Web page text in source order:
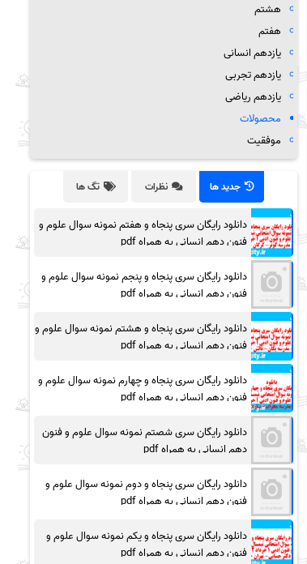
هشتم
هفتم
یازدهم انسانی
یازدهم تجربی
یازدهم ریاضی
محصولات
موفقیت
جدید ها نظرات تگ ها
دانلود رایگان سری پنجاه و هفتم نمونه سوال علوم و
فنون دهم انسانی به همراه pdf
دانلود رایگان سری پنجاه و پنجم نمونه سوال علوم و
فنون دهم انسانی به همراه pdf
دانلود رایگان سری پنجاه و هشتم نمونه سوال علوم و
فنون دهم انسانی به همراه pdf
دانلود رایگان سری پنجاه و چهارم نمونه سوال علوم و
فنون دهم انسانی به همراه pdf
دانلود رایگان سری شصتم نمونه سوال علوم و فنون
دهم انسانی به همراه pdf
دانلود رایگان سری پنجاه و دوم نمونه سوال علوم و
فنون دهم انسانی به همراه pdf
دانلود رایگان سری پنجاه و یکم نمونه سوال علوم و
فنون دهم انسانی به همراه pdf